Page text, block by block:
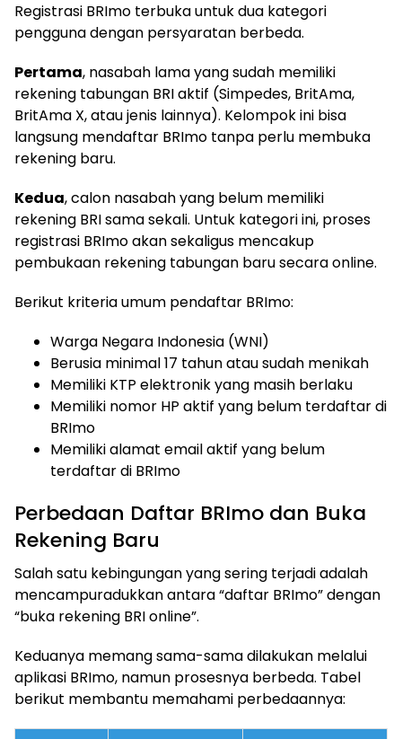
Registrasi BRImo terbuka untuk dua kategori
pengguna dengan persyaratan berbeda.
Pertama, nasabah lama yang sudah memiliki
rekening tabungan BRI aktif (Simpedes, BritAma,
BritAma X, atau jenis lainnya). Kelompok ini bisa
langsung mendaftar BRImo tanpa perlu membuka
rekening baru.
Kedua, calon nasabah yang belum memiliki
rekening BRI sama sekali. Untuk kategori ini, proses
registrasi BRImo akan sekaligus mencakup
pembukaan rekening tabungan baru secara online.
Berikut kriteria umum pendaftar BRImo:
Warga Negara Indonesia (WNI)
Berusia minimal 17 tahun atau sudah menikah
Memiliki KTP elektronik yang masih berlaku
Memiliki nomor HP aktif yang belum terdaftar di
BRImo
Memiliki alamat email aktif yang belum
terdaftar di BRImo
Perbedaan Daftar BRImo dan Buka
Rekening Baru
Salah satu kebingungan yang sering terjadi adalah
mencampuradukkan antara “daftar BRImo” dengan
“buka rekening BRI online”.
Keduanya memang sama-sama dilakukan melalui
aplikasi BRImo, namun prosesnya berbeda. Tabel
berikut membantu memahami perbedaannya: